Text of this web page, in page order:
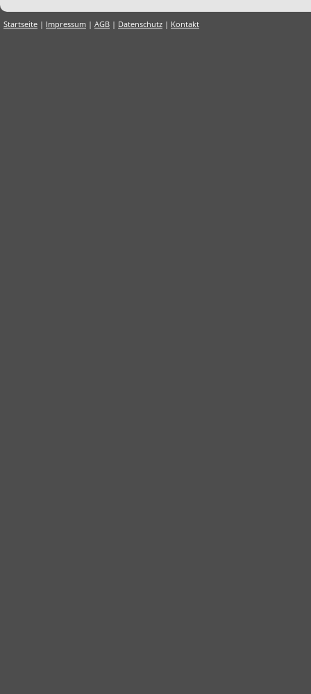
Startseite | Impressum | AGB | Datenschutz | Kontakt